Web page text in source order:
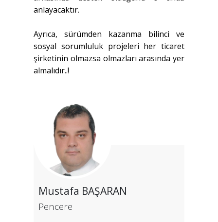
anlayacaktır.
Ayrıca, sürümden kazanma bilinci ve
sosyal sorumluluk projeleri her ticaret
şirketinin olmazsa olmazları arasında yer
almalıdır..!
Mustafa BAŞARAN
Pencere